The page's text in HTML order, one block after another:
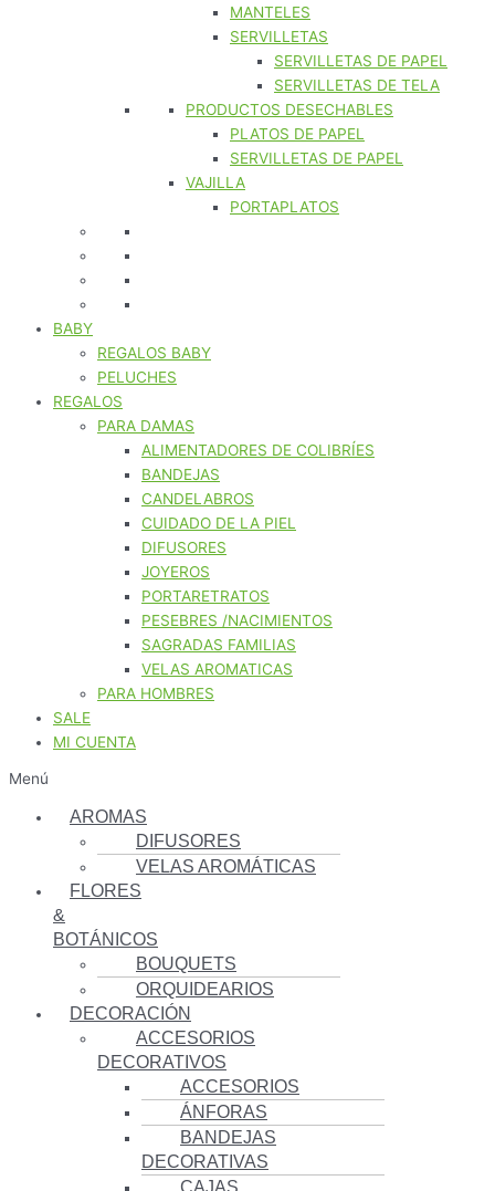
MANTELES
SERVILLETAS
SERVILLETAS DE PAPEL
SERVILLETAS DE TELA
PRODUCTOS DESECHABLES
PLATOS DE PAPEL
SERVILLETAS DE PAPEL
VAJILLA
PORTAPLATOS
BABY
REGALOS BABY
PELUCHES
REGALOS
PARA DAMAS
ALIMENTADORES DE COLIBRÍES
BANDEJAS
CANDELABROS
CUIDADO DE LA PIEL
DIFUSORES
JOYEROS
PORTARETRATOS
PESEBRES /NACIMIENTOS
SAGRADAS FAMILIAS
VELAS AROMATICAS
PARA HOMBRES
SALE
MI CUENTA
Menú
AROMAS
DIFUSORES
VELAS AROMÁTICAS
FLORES
&
BOTÁNICOS
BOUQUETS
ORQUIDEARIOS
DECORACIÓN
ACCESORIOS
DECORATIVOS
ACCESORIOS
ÁNFORAS
BANDEJAS
DECORATIVAS